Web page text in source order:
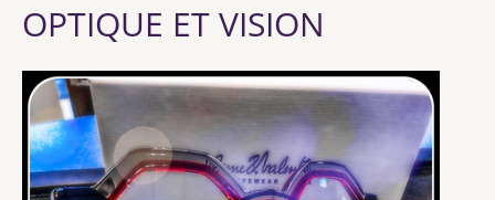
OPTIQUE ET VISION